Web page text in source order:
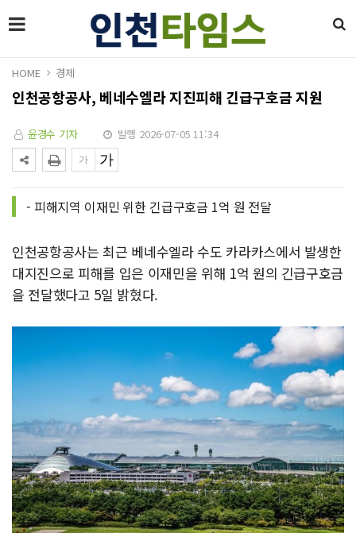
HOME 경제
인천공항공사, 베네수엘라 지진피해 긴급구호금 지원
윤경수 기자 발행 2026-07-05 11:34
- 피해지역 이재민 위한 긴급구호금 1억 원 전달
인천공항공사는 최근 베네수엘라 수도 카라카스에서 발생한
대지진으로 피해를 입은 이재민을 위해 1억 원의 긴급구호금
을 전달했다고 5일 밝혔다.